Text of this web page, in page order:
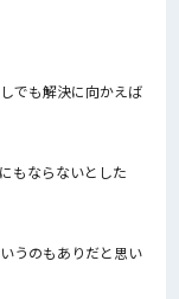
でも解決に向かえば
もならないとした
うのもありだと思い